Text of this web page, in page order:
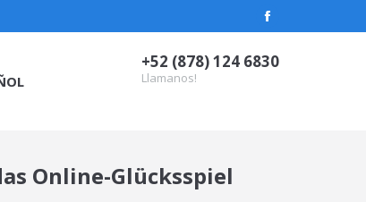
Facebook
opens
+52 (878) 124 6830
Llamanos!
Online-Glücksspiel